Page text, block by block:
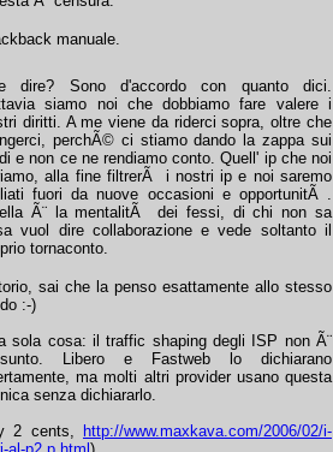
manuale.
dire? Sono d'accordo con quanto dici.
siamo noi che dobbiamo fare valere i
diritti. A me viene da riderci sopra, oltre che
perchÃ© ci stiamo dando la zappa sui
e non ce ne rendiamo conto. Quell' ip che noi
alla fine filtrerÃ i nostri ip e noi saremo
fuori da nuove occasioni e opportunitÃ .
Ã¨ la mentalitÃ dei fessi, di chi non sa
vuol dire collaborazione e vede soltanto il
tornaconto.
sai che la penso esattamente allo stesso
:-)
sola cosa: il traffic shaping degli ISP non Ã¨
Libero e Fastweb lo dichiarano
ma molti altri provider usano questa
senza dichiararlo.
2 cents,
http://www.maxkava.com/2006/02/i-